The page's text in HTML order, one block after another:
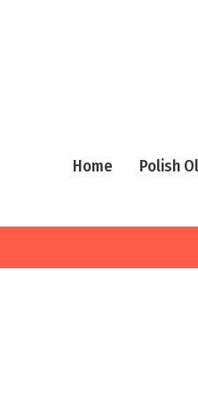
Home Polish